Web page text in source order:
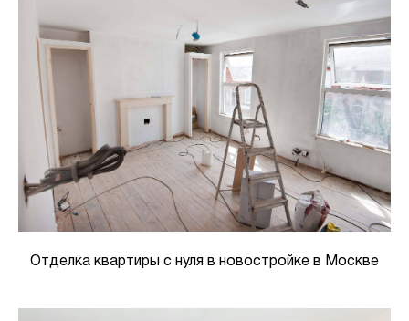
Отделка квартиры с нуля в новостройке в Москве